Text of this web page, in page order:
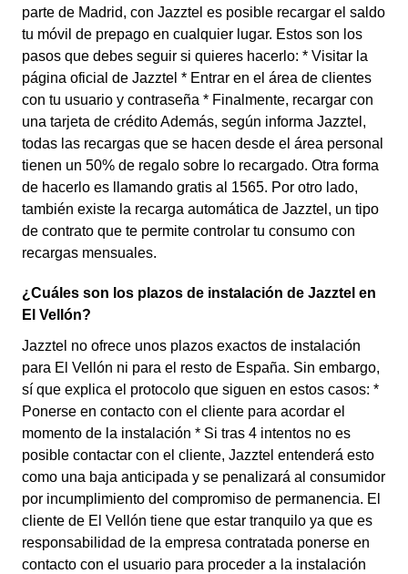
parte de Madrid, con Jazztel es posible recargar el saldo
tu móvil de prepago en cualquier lugar. Estos son los
pasos que debes seguir si quieres hacerlo: * Visitar la
página oficial de Jazztel * Entrar en el área de clientes
con tu usuario y contraseña * Finalmente, recargar con
una tarjeta de crédito Además, según informa Jazztel,
todas las recargas que se hacen desde el área personal
tienen un 50% de regalo sobre lo recargado. Otra forma
de hacerlo es llamando gratis al 1565. Por otro lado,
también existe la recarga automática de Jazztel, un tipo
de contrato que te permite controlar tu consumo con
recargas mensuales.
¿Cuáles son los plazos de instalación de Jazztel en
El Vellón?
Jazztel no ofrece unos plazos exactos de instalación
para El Vellón ni para el resto de España. Sin embargo,
sí que explica el protocolo que siguen en estos casos: *
Ponerse en contacto con el cliente para acordar el
momento de la instalación * Si tras 4 intentos no es
posible contactar con el cliente, Jazztel entenderá esto
como una baja anticipada y se penalizará al consumidor
por incumplimiento del compromiso de permanencia. El
cliente de El Vellón tiene que estar tranquilo ya que es
responsabilidad de la empresa contratada ponerse en
contacto con el usuario para proceder a la instalación